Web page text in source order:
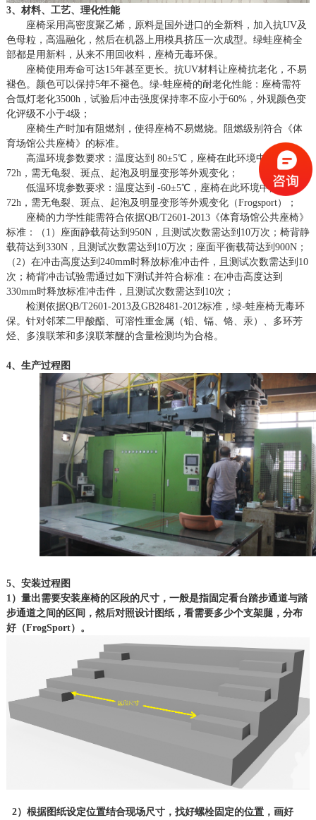
3、材料、工艺、理化性能
座椅采用高密度聚乙烯，原料是国外进口的全新料，加入抗UV及
色母粒，高温融化，然后在机器上用模具挤压一次成型。绿蛙座椅全
部都是用新料，从来不用回收料，座椅无毒环保。
座椅使用寿命可达15年甚至更长。抗UV材料让座椅抗老化，不易
褪色。颜色可以保持5年不褪色。绿-蛙座椅的耐老化性能：座椅需符
合氙灯老化3500h，试验后冲击强度保持率不应小于60%，外观颜色变
化评级不小于4级；
座椅生产时加有阻燃剂，使得座椅不易燃烧。阻燃级别符合《体
育场馆公共座椅》的标准。
高温环境参数要求：温度达到 80±5℃，座椅在此环境中超过
72h，需无龟裂、斑点、起泡及明显变形等外观变化；
低温环境参数要求：温度达到 -60±5℃，座椅在此环境中超过
72h，需无龟裂、斑点、起泡及明显变形等外观变化（Frogsport）；
座椅的力学性能需符合依据QB/T2601-2013《体育场馆公共座椅》
标准：（1）座面静载荷达到950N，且测试次数需达到10万次；椅背静
载荷达到330N，且测试次数需达到10万次；座面平衡载荷达到900N；
（2）在冲击高度达到240mm时释放标准冲击件，且测试次数需达到10
次；椅背冲击试验需通过如下测试并符合标准：在冲击高度达到
330mm时释放标准冲击件，且测试次数需达到10次；
检测依据QB/T2601-2013及GB28481-2012标准，绿-蛙座椅无毒环
保。针对邻苯二甲酸酯、可溶性重金属（铅、镉、铬、汞）、多环芳
烃、多溴联苯和多溴联苯醚的含量检测均为合格。
4、生产过程图
5、安装过程图
1）量出需要安装座椅的区段的尺寸，一般是指固定看台踏步通道与踏
步通道之间的区间，然后对照设计图纸，看需要多少个支架腿，分布
好（FrogSport）。
2） 根据图纸设定位置结合现场尺寸，找好螺栓固定的位置，画好